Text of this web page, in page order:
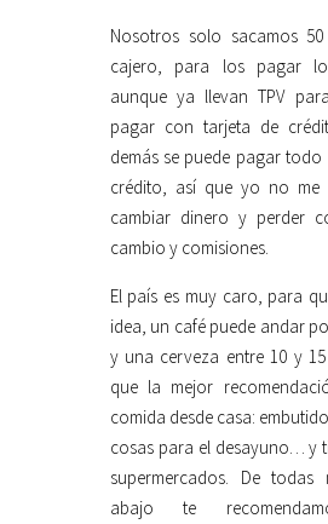
Nosotros solo sacamos
cajero, para los pagar
aunque ya llevan TPV
pagar con tarjeta de
demás se puede pagar
crédito, así que yo no me
cambiar dinero y perder
cambio y comisiones.
El país es muy caro, para
idea, un café puede andar
y una cerveza entre 10 y
que la mejor
comida desde casa:
cosas para el desayuno… y
supermercados. De todas
abajo te